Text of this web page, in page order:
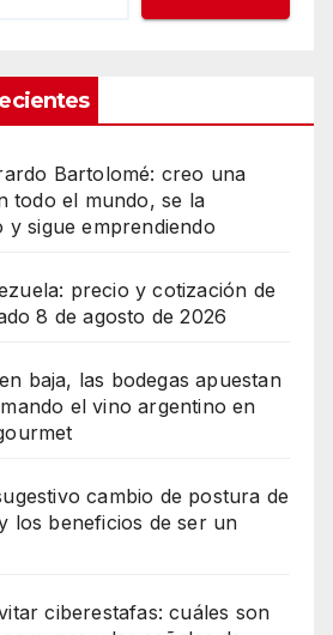
Bartolomé: creo una
todo el mundo, se la
y sigue emprendiendo
precio y cotización de
8 de agosto de 2026
baja, las bodegas apuestan
el vino argentino en
cambio de postura de
los beneficios de ser un
ciberestafas: cuáles son